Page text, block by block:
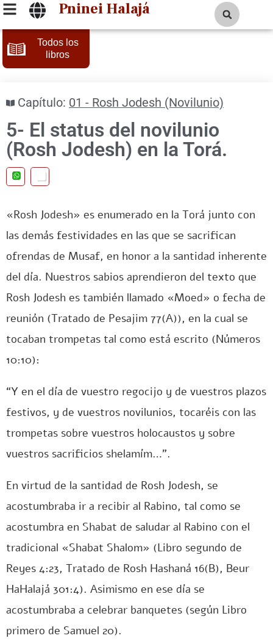
Pninei Halajá
Todos los
libros
Capítulo: 01 - Rosh Jodesh (Novilunio)
5- El status del novilunio
(Rosh Jodesh) en la Torá.
«Rosh Jodesh» es enumerado en la Torá junto con
las demás festividades en las que se sacrifican
ofrendas de Musaf, en honor a la santidad inherente
del día. Nuestros sabios aprendieron del texto que
Rosh Jodesh es también llamado «Moed» o fecha de
reunión (Tratado de Pesajim 77(A)), en la cual se
tocaban trompetas tal como está escrito (Números
10:10):
“Y en el día de vuestro regocijo y de vuestros plazos
festivos, y de vuestros novilunios, tocaréis con las
trompetas sobre vuestros holocaustos y sobre
vuestros sacrificios shelamím…”.
En virtud de la santidad de Rosh Jodesh, se
acostumbraba ir a recibir al Rabino, tal como se
acostumbra en Shabat de saludar al Rabino con el
tradicional «Shabat Shalom» (Libro segundo de
Reyes 4:23, Tratado de Rosh Hashaná 16(B), Beur
HaHalajá 301:4). Asimismo en ese día se
acostumbraba a celebrar banquetes (según Libro
primero de Samuel 20).